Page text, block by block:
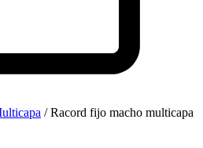
/ Racord fijo macho multicapa